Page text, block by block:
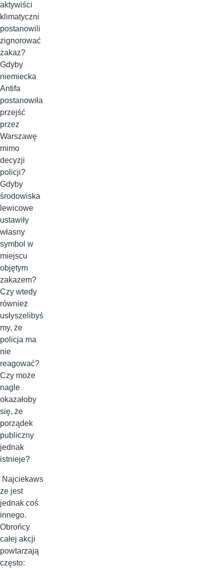
aktywiści
klimatyczni
postanowili
zignorować
zakaz?
Gdyby
niemiecka
Antifa
postanowiła
przejść
przez
Warszawę
mimo
decyzji
policji?
Gdyby
środowiska
lewicowe
ustawiły
własny
symbol w
miejscu
objętym
zakazem?
Czy wtedy
również
usłyszelibyś
my, że
policja ma
nie
reagować?
Czy może
nagle
okazałoby
się, że
porządek
publiczny
jednak
istnieje?
Najciekaws
ze jest
jednak coś
innego.
Obrońcy
całej akcji
powtarzają
często: